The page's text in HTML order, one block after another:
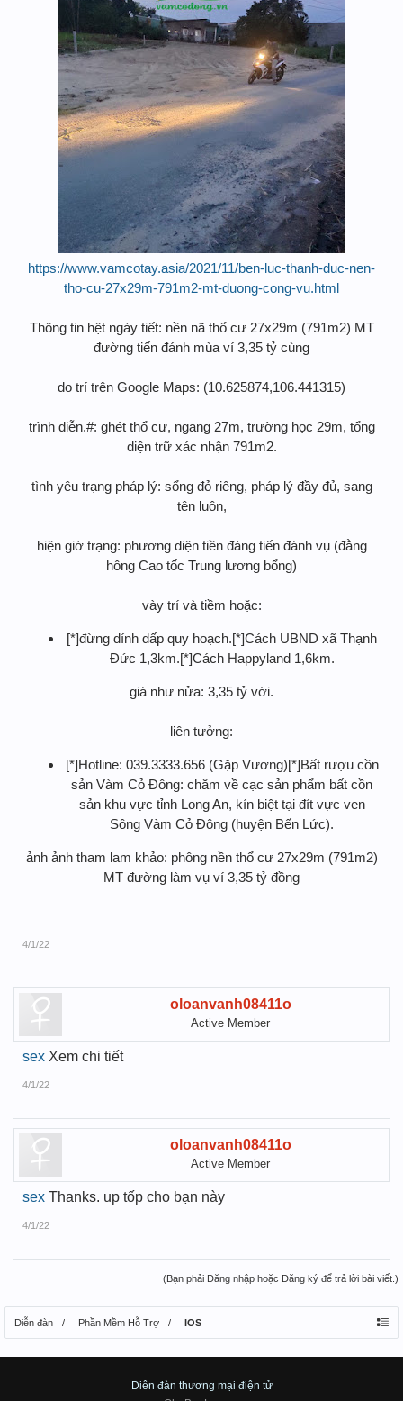
https://www.vamcotay.asia/2021/11/ben-luc-thanh-duc-nen-
tho-cu-27x29m-791m2-mt-duong-cong-vu.html
Thông tin hệt ngày tiết: nền nã thổ cư 27x29m (791m2) MT
đường tiến đánh mùa ví 3,35 tỷ cùng
do trí trên Google Maps: (10.625874,106.441315)
trình diễn.#: ghét thổ cư, ngang 27m, trường học 29m, tổng
diện trữ xác nhận 791m2.
tình yêu trạng pháp lý: sổng đỏ riêng, pháp lý đầy đủ, sang
tên luôn,
hiện giờ trạng: phương diện tiền đàng tiến đánh vụ (đằng
hông Cao tốc Trung lương bổng)
vày trí và tiềm hoặc:
[*]đừng dính dấp quy hoạch.[*]Cách UBND xã Thạnh
Đức 1,3km.[*]Cách Happyland 1,6km.
giá như nửa: 3,35 tỷ với.
liên tưởng:
[*]Hotline: 039.3333.656 (Gặp Vương)[*]Bất rượu cồn
sản Vàm Cỏ Đông: chăm về cạc sản phẩm bất cồn
sản khu vực tỉnh Long An, kín biệt tại đít vực ven
Sông Vàm Cỏ Đông (huyện Bến Lức).
ảnh ảnh tham lam khảo: phông nền thổ cư 27x29m (791m2)
MT đường làm vụ ví 3,35 tỷ đồng
4/1/22
oloanvanh08411o
Active Member
sex Xem chi tiết
4/1/22
oloanvanh08411o
Active Member
sex Thanks. up tốp cho bạn này
4/1/22
(Bạn phải Đăng nhập hoặc Đăng ký để trả lời bài viết.)
Diễn đàn Phần Mềm Hỗ Trợ IOS
Diên đàn thương mại điện tử